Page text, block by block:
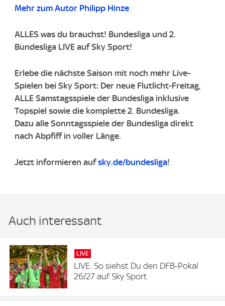
Mehr zum Autor Philipp Hinze
ALLES was du brauchst! Bundesliga und 2.
Bundesliga LIVE auf Sky Sport!
Erlebe die nächste Saison mit noch mehr Live-
Spielen bei Sky Sport: Der neue Flutlicht-Freitag,
ALLE Samstagsspiele der Bundesliga inklusive
Topspiel sowie die komplette 2. Bundesliga.
Dazu alle Sonntagsspiele der Bundesliga direkt
nach Abpfiff in voller Länge.
Jetzt informieren aufsky.de/bundesliga!
Auch interessant
LIVE
LIVE: So siehst Du den DFB-Pokal
26/27 auf Sky Sport